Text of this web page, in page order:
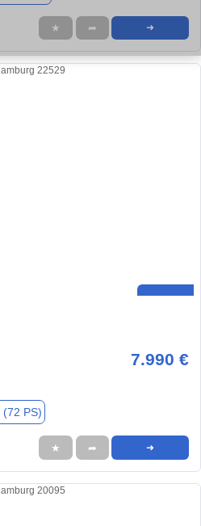
★ ➦ ➜
7.990 €
(72 PS)
★ ➦ ➜